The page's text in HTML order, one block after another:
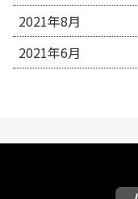
2021年8月
2021年6月